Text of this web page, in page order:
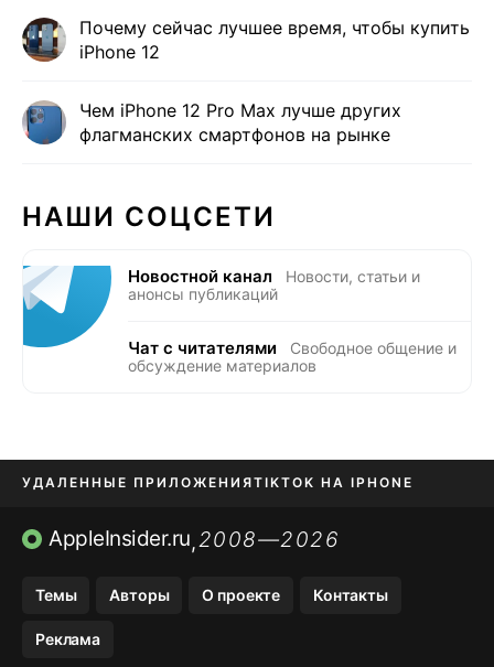
Почему сейчас лучшее время, чтобы купить
iPhone 12
Чем iPhone 12 Pro Max лучше других
флагманских смартфонов на рынке
НАШИ СОЦСЕТИ
Новостной канал
Новости, статьи и
анонсы публикаций
Чат с читателями
Свободное общение и
обсуждение материалов
УДАЛЕННЫЕ ПРИЛОЖЕНИЯTIKTOK НА IPHONE
ПРИЛОЖЕНИЯ БЕЗ APP STORE
AppleInsider.ru,2008—2026
Темы Авторы О проекте Контакты
Реклама